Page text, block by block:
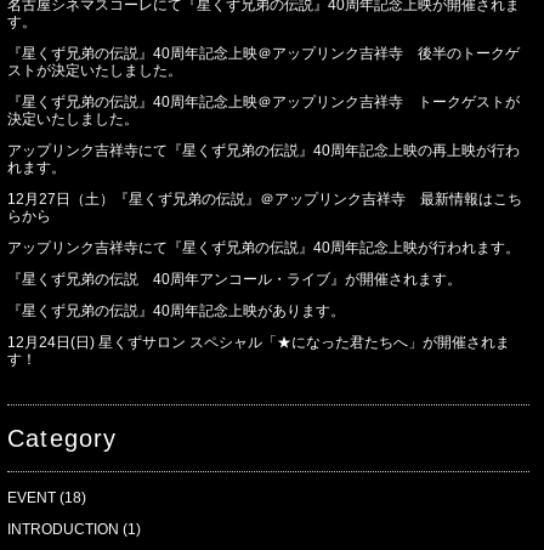
名古屋シネマスコーレにて『星くず兄弟の伝説』40周年記念上映が開催されま
す。
『星くず兄弟の伝説』40周年記念上映＠アップリンク吉祥寺 後半のトークゲ
ストが決定いたしました。
『星くず兄弟の伝説』40周年記念上映＠アップリンク吉祥寺 トークゲストが
決定いたしました。
アップリンク吉祥寺にて『星くず兄弟の伝説』40周年記念上映の再上映が行わ
れます。
12月27日（土）『星くず兄弟の伝説』＠アップリンク吉祥寺 最新情報はこち
らから
アップリンク吉祥寺にて『星くず兄弟の伝説』40周年記念上映が行われます。
『星くず兄弟の伝説 40周年アンコール・ライブ』が開催されます。
『星くず兄弟の伝説』40周年記念上映があります。
12月24日(日) 星くずサロン スペシャル「★になった君たちへ」が開催されま
す！
Category
EVENT (18)
INTRODUCTION (1)